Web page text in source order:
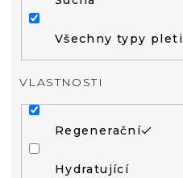
Všechny typy pleti
VLASTNOSTI
Regenerační
Hydratující